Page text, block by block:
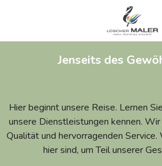
springen
Jenseits des
Hier beginnt unsere Reise. Lernen
unsere Dienstleistungen kennen.
Qualität und hervorragenden Service.
hier sind, um Teil unserer